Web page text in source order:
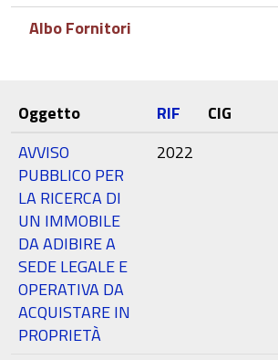
su
›
Albo Fornitori
Oggetto RIF CIG
AVVISO
PUBBLICO PER
LA RICERCA DI
UN IMMOBILE
DA ADIBIRE A
SEDE LEGALE E
OPERATIVA DA
ACQUISTARE IN
PROPRIETÀ
2022